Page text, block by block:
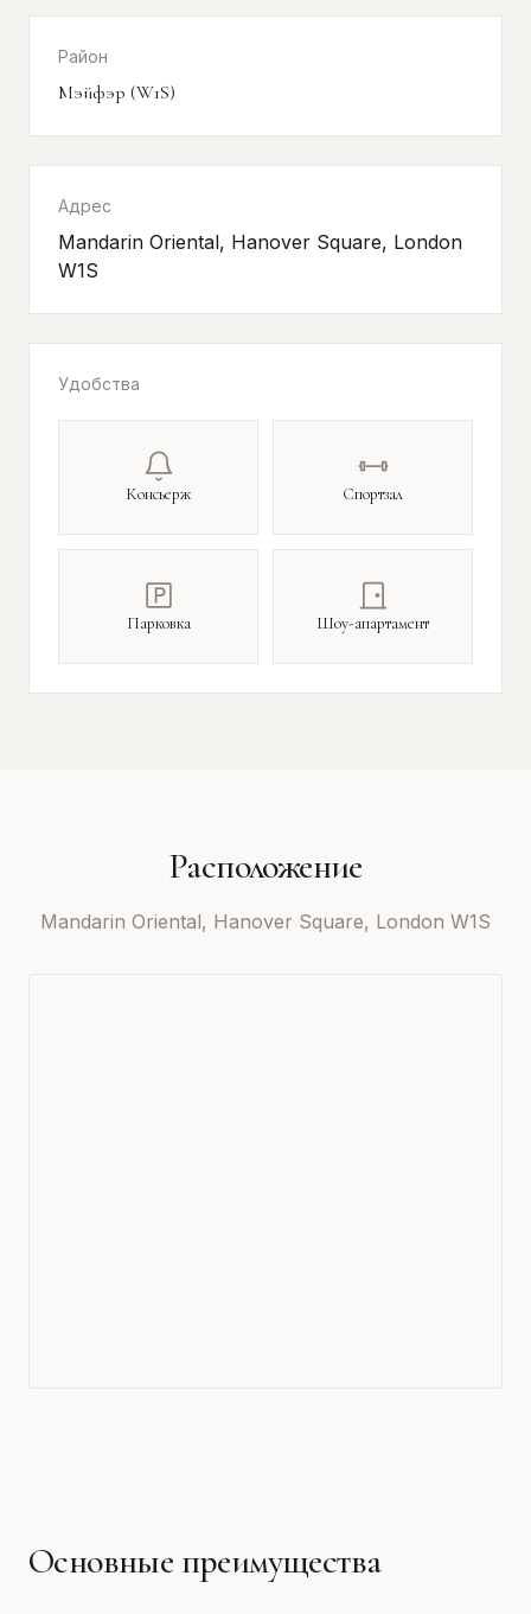
Район
Мэйфэр (W1S)
Адрес
Mandarin Oriental, Hanover Square, London
W1S
Удобства
Консьерж Спортзал
Парковка Шоу-апартамент
Расположение
Mandarin Oriental, Hanover Square, London W1S
Основные преимущества